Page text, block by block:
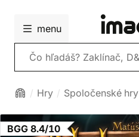
menu
Vyhľadávanie
Hry Spoločenské hry
BGG 8.4/10